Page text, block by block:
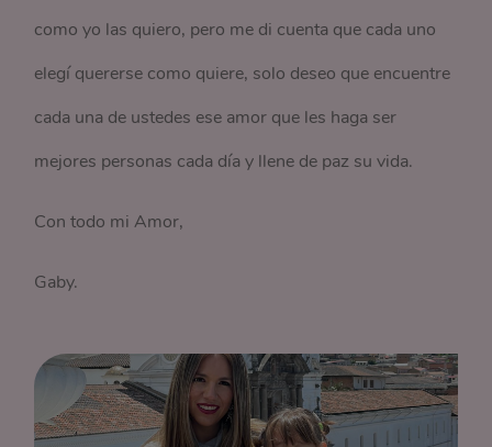
como yo las quiero, pero me di cuenta que cada uno
elegí quererse como quiere, solo deseo que encuentre
cada una de ustedes ese amor que les haga ser
mejores personas cada día y llene de paz su vida.
Con todo mi Amor,
Gaby.